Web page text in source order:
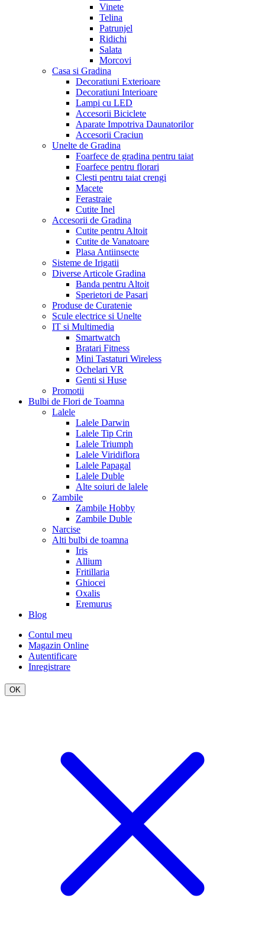
Vinete
Telina
Patrunjel
Ridichi
Salata
Morcovi
Casa si Gradina
Decoratiuni Exterioare
Decoratiuni Interioare
Lampi cu LED
Accesorii Biciclete
Aparate Impotriva Daunatorilor
Accesorii Craciun
Unelte de Gradina
Foarfece de gradina pentru taiat
Foarfece pentru florari
Clesti pentru taiat crengi
Macete
Ferastraie
Cutite Inel
Accesorii de Gradina
Cutite pentru Altoit
Cutite de Vanatoare
Plasa Antiinsecte
Sisteme de Irigatii
Diverse Articole Gradina
Banda pentru Altoit
Sperietori de Pasari
Produse de Curatenie
Scule electrice si Unelte
IT si Multimedia
Smartwatch
Bratari Fitness
Mini Tastaturi Wireless
Ochelari VR
Genti si Huse
Promotii
Bulbi de Flori de Toamna
Lalele
Lalele Darwin
Lalele Tip Crin
Lalele Triumph
Lalele Viridiflora
Lalele Papagal
Lalele Duble
Alte soiuri de lalele
Zambile
Zambile Hobby
Zambile Duble
Narcise
Alti bulbi de toamna
Iris
Allium
Fritillaria
Ghiocei
Oxalis
Eremurus
Blog
Contul meu
Magazin Online
Autentificare
Inregistrare
OK